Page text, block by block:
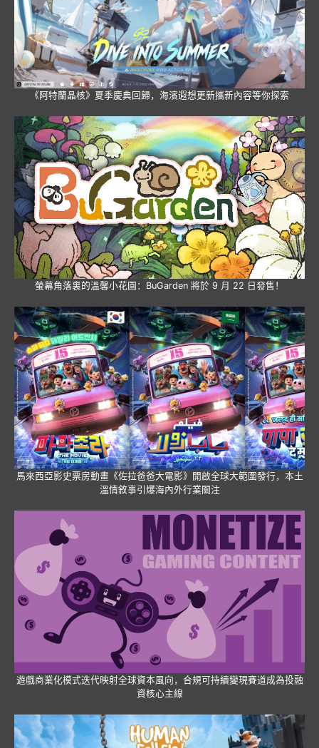
《阿特蘭晶核》夏季慶典回歸，海濱遐想更新攜新內容等你探索
螢幕角落裏的溫馨小花園：BuGarden 將於 9 月 22 日發售！
馬來西亞影史票房動畫《佐拉爸爸大電影》開啟全球大範圍發行，本土
溫情敘事引爆海內外行業關注
遊戲商業化模式迭代映射全球資本風向，合規可持續變現賽道成為投融
資核心主線